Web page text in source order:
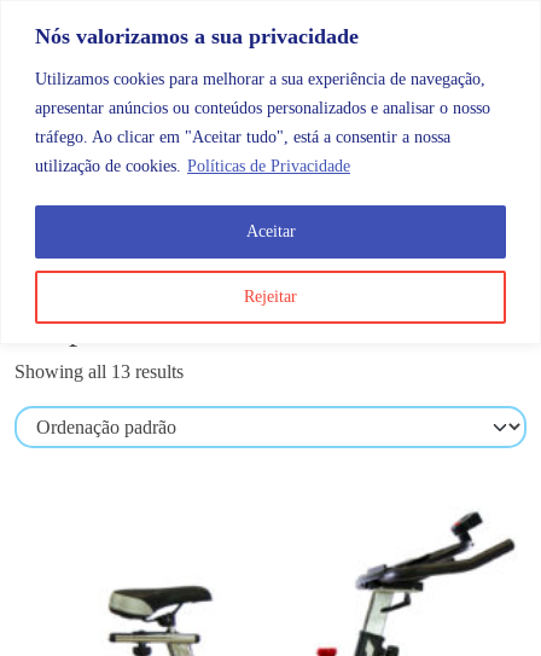
Nós valorizamos a sua privacidade
Utilizamos cookies para melhorar a sua experiência de navegação,
apresentar anúncios ou conteúdos personalizados e analisar o nosso
tráfego. Ao clicar em "Aceitar tudo", está a consentir a nossa
utilização de cookies. Políticas de Privacidade
Rejeitar
Aceitar
Categorias
Desporto
Showing all 13 results